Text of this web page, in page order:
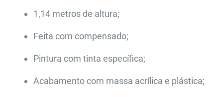
1,14 metros de altura;
Feita com compensado;
Pintura com tinta específica;
Acabamento com massa acrílica e plástica;